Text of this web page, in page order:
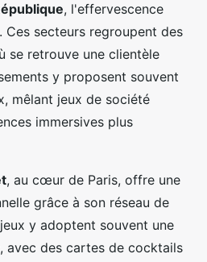
, l'effervescence
Ces secteurs regroupent des
se retrouve une clientèle
y proposent souvent
mêlant jeux de société
immersives plus
, au cœur de Paris, offre une
grâce à son réseau de
y adoptent souvent une
avec des cartes de cocktails